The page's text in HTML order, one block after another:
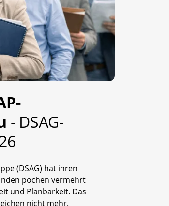
- DSAG-
(DSAG) hat ihren
pochen vermehrt
und Planbarkeit. Das
nicht mehr.